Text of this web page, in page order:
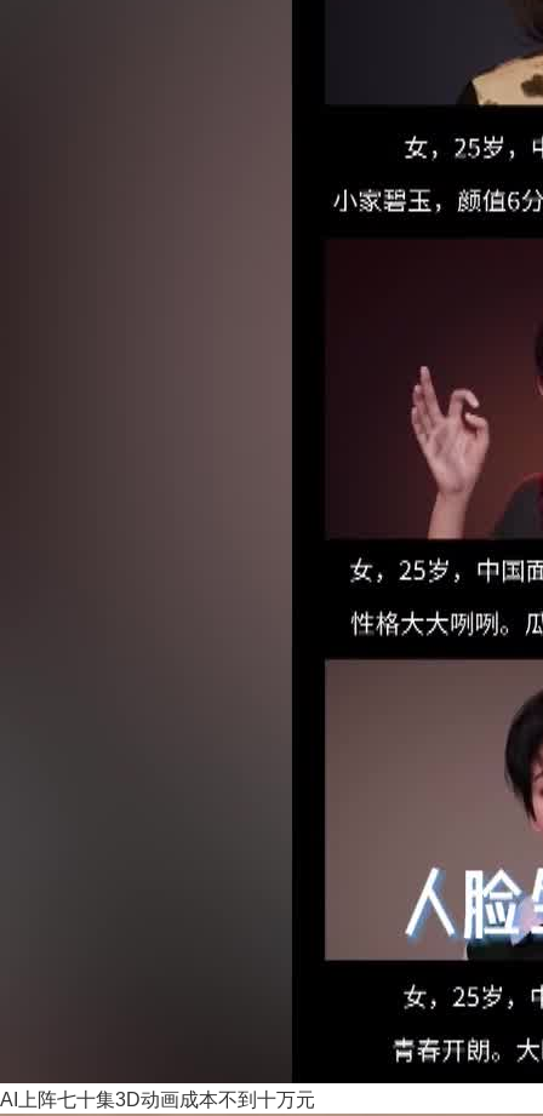
AI上阵七十集3D动画成本不到十万元